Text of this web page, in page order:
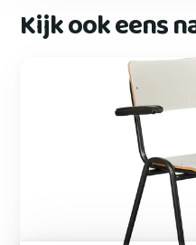
Kijk ook eens